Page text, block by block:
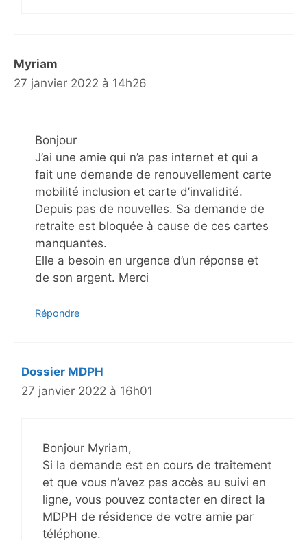
Myriam
27 janvier 2022 à 14h26
Bonjour
J’ai une amie qui n’a pas internet et qui a
fait une demande de renouvellement carte
mobilité inclusion et carte d’invalidité.
Depuis pas de nouvelles. Sa demande de
retraite est bloquée à cause de ces cartes
manquantes.
Elle a besoin en urgence d’un réponse et
de son argent. Merci
Répondre
Dossier MDPH
27 janvier 2022 à 16h01
Bonjour Myriam,
Si la demande est en cours de traitement
et que vous n’avez pas accès au suivi en
ligne, vous pouvez contacter en direct la
MDPH de résidence de votre amie par
téléphone.